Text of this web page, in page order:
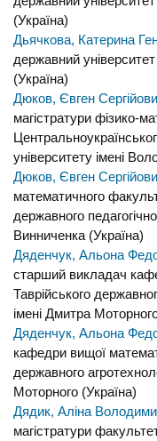
(Україна)
Дьячкова, Катерина
державний
(Україна)
Дюков, Євген
магістратури фізико-
університету імені
Дюков, Євген
математичного
державного
Винниченка (Україна)
Дяденчук, Альона
старший викладач
Таврійського
імені Дмитра
Дяденчук, Альона
кафедри вищої
державного
Моторного (Україна)
Дядик, Аліна
магістратури